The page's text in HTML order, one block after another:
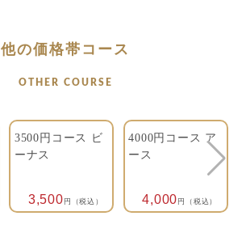
他の価格帯コース
OTHER COURSE
3500円コース ビ
ーナス
3,500 円（税込）
4000円コース ア
ース
4,000 円（税込）